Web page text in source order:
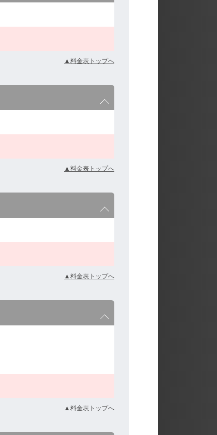
▲料金表トップへ
▲料金表トップへ
▲料金表トップへ
▲料金表トップへ